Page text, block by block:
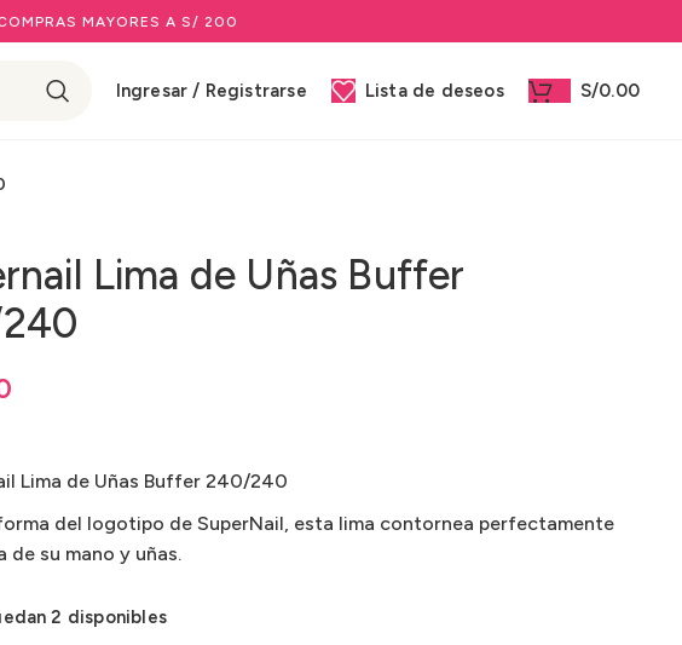
MAYORES A S/ 200
Ingresar / Registrarse Lista de deseos S/0.00
Lima de Uñas Buffer
Lima de Uñas Buffer 240/240
del logotipo de SuperNail, esta lima contornea perfectamente
de su mano y uñas.
2 disponibles